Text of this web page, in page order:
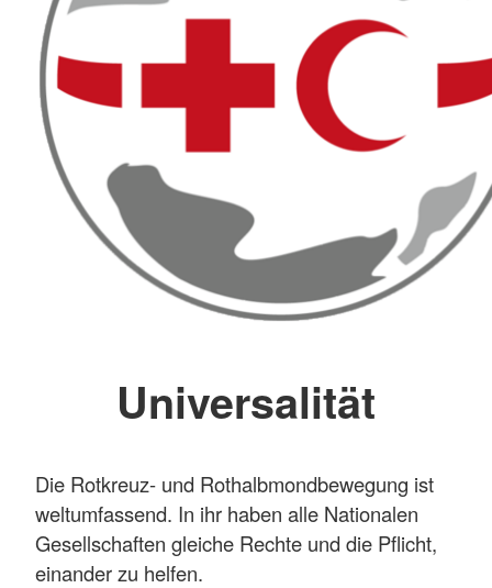
Universalität
Die Rotkreuz- und Rothalbmondbewegung ist
weltumfassend. In ihr haben alle Nationalen
Gesellschaften gleiche Rechte und die Pflicht,
einander zu helfen.